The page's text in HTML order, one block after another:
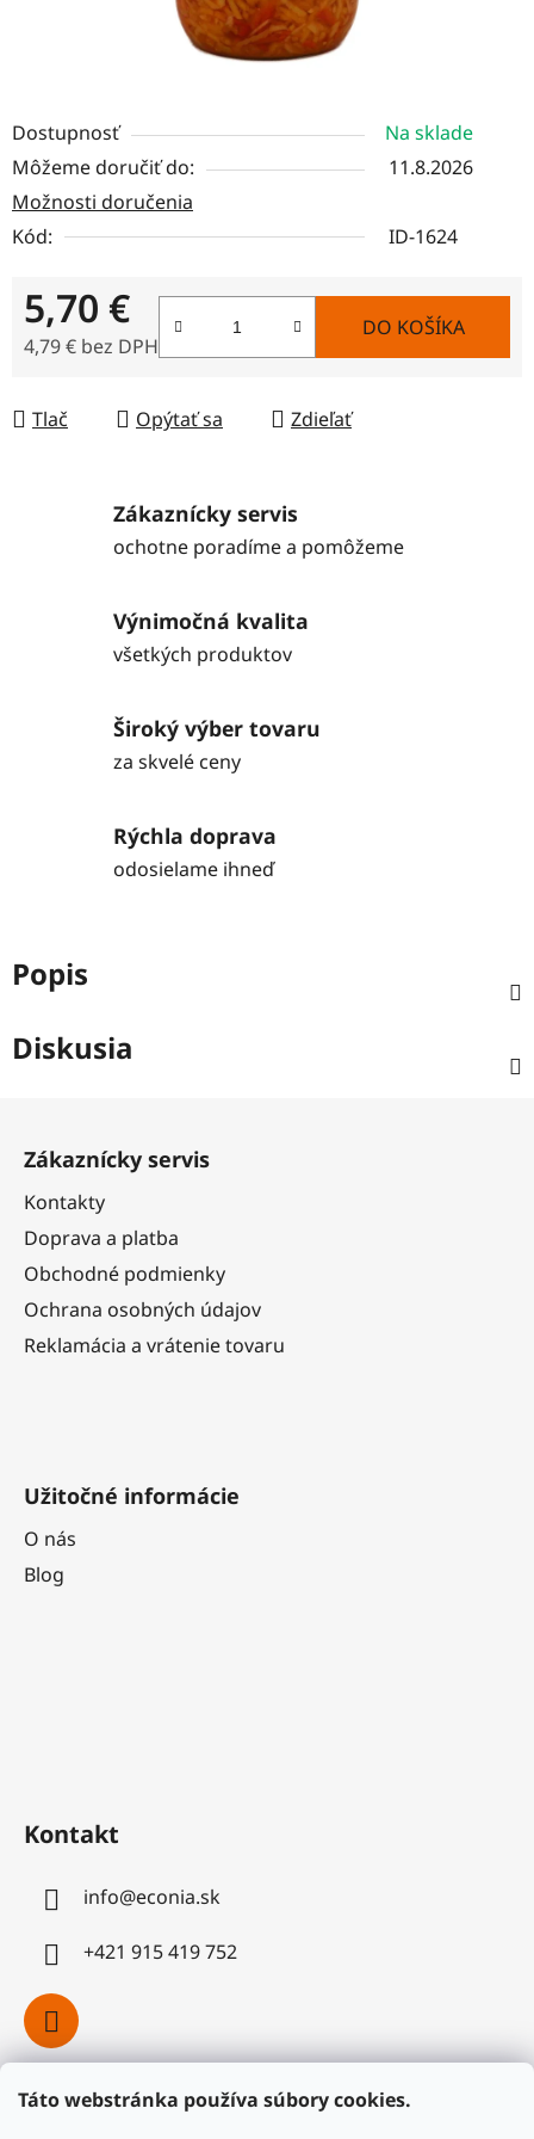
Táto webstránka používa súbory cookies.
Dostupnosť
Na sklade
Môžeme doručiť do:
11.8.2026
Možnosti doručenia
Kód:
ID-1624
5,70 €
4,79 € bez DPH
DO KOŠÍKA
Tlač Opýtať sa Zdieľať
Zákaznícky servis
ochotne poradíme a pomôžeme
Výnimočná kvalita
všetkých produktov
Široký výber tovaru
za skvelé ceny
Rýchla doprava
odosielame ihneď
Popis
Diskusia
Zákaznícky servis
Kontakty
Doprava a platba
Obchodné podmienky
Ochrana osobných údajov
Reklamácia a vrátenie tovaru
Užitočné informácie
O nás
Blog
Kontakt
info@econia.sk
+421 915 419 752
Facebook